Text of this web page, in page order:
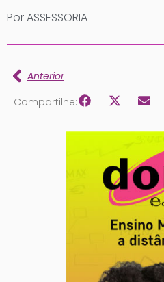
Por ASSESSORIA
Anterior
Compartilhe: